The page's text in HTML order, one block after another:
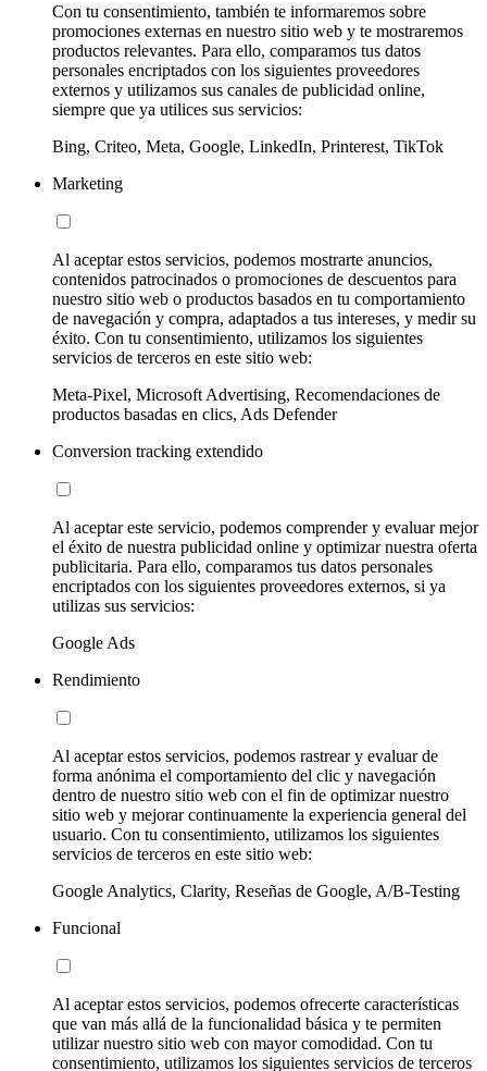
Con tu consentimiento, también te informaremos sobre
promociones externas en nuestro sitio web y te mostraremos
productos relevantes. Para ello, comparamos tus datos
personales encriptados con los siguientes proveedores
externos y utilizamos sus canales de publicidad online,
siempre que ya utilices sus servicios:
Bing, Criteo, Meta, Google, LinkedIn, Printerest, TikTok
Marketing
Al aceptar estos servicios, podemos mostrarte anuncios,
contenidos patrocinados o promociones de descuentos para
nuestro sitio web o productos basados en tu comportamiento
de navegación y compra, adaptados a tus intereses, y medir su
éxito. Con tu consentimiento, utilizamos los siguientes
servicios de terceros en este sitio web:
Meta-Pixel, Microsoft Advertising, Recomendaciones de
productos basadas en clics, Ads Defender
Conversion tracking extendido
Al aceptar este servicio, podemos comprender y evaluar mejor
el éxito de nuestra publicidad online y optimizar nuestra oferta
publicitaria. Para ello, comparamos tus datos personales
encriptados con los siguientes proveedores externos, si ya
utilizas sus servicios:
Google Ads
Rendimiento
Al aceptar estos servicios, podemos rastrear y evaluar de
forma anónima el comportamiento del clic y navegación
dentro de nuestro sitio web con el fin de optimizar nuestro
sitio web y mejorar continuamente la experiencia general del
usuario. Con tu consentimiento, utilizamos los siguientes
servicios de terceros en este sitio web:
Google Analytics, Clarity, Reseñas de Google, A/B-Testing
Funcional
Al aceptar estos servicios, podemos ofrecerte características
que van más allá de la funcionalidad básica y te permiten
utilizar nuestro sitio web con mayor comodidad. Con tu
consentimiento, utilizamos los siguientes servicios de terceros